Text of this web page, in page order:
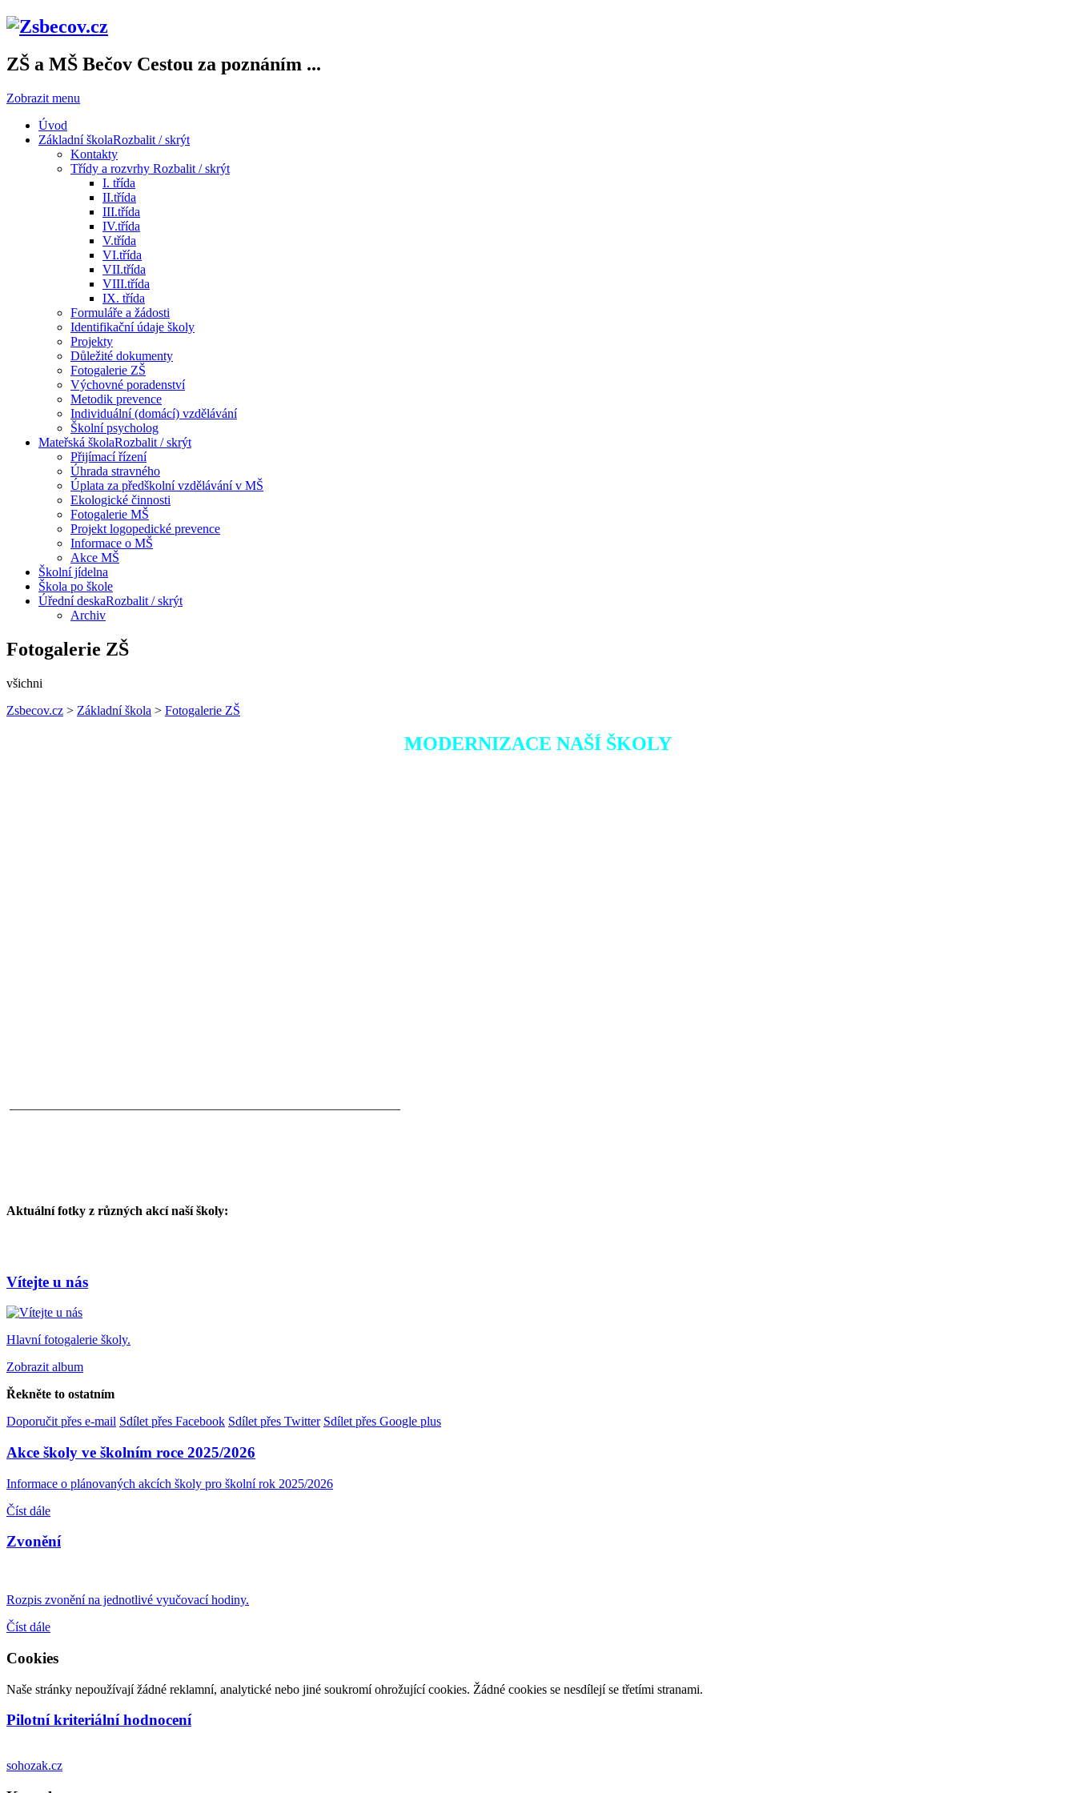
ZŠ a MŠ Bečov Cestou za poznáním ...
Zobrazit menu
Úvod
Základní školaRozbalit / skrýt
Kontakty
Třídy a rozvrhy Rozbalit / skrýt
I. třída
II.třída
III.třída
IV.třída
V.třída
VI.třída
VII.třída
VIII.třída
IX. třída
Formuláře a žádosti
Identifikační údaje školy
Projekty
Důležité dokumenty
Fotogalerie ZŠ
Výchovné poradenství
Metodik prevence
Individuální (domácí) vzdělávání
Školní psycholog
Mateřská školaRozbalit / skrýt
Přijímací řízení
Úhrada stravného
Úplata za předškolní vzdělávání v MŠ
Ekologické činnosti
Fotogalerie MŠ
Projekt logopedické prevence
Informace o MŠ
Akce MŠ
Školní jídelna
Škola po škole
Úřední deskaRozbalit / skrýt
Archiv
Fotogalerie ZŠ
všichni
Zsbecov.cz > Základní škola > Fotogalerie ZŠ
MODERNIZACE NAŠÍ ŠKOLY
Aktuální fotky z různých akcí naší školy:
Vítejte u nás
Hlavní fotogalerie školy.
Zobrazit album
Řekněte to ostatním
Doporučit přes e-mail Sdílet přes Facebook Sdílet přes Twitter Sdílet přes Google plus
Akce školy ve školním roce 2025/2026
Informace o plánovaných akcích školy pro školní rok 2025/2026
Číst dále
Zvonění
Rozpis zvonění na jednotlivé vyučovací hodiny.
Číst dále
Cookies
Naše stránky nepoužívají žádné reklamní, analytické nebo jiné soukromí ohrožující cookies. Žádné cookies se nesdílejí se třetími stranami.
Pilotní kriteriální hodnocení
sohozak.cz